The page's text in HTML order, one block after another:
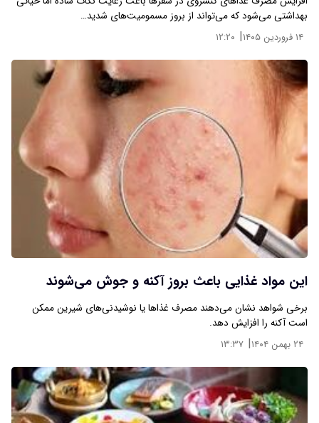
بهداشتی می‌شود که می‌تواند از بروز مسمومیت‌های شدید…
۱۴ فروردین ۱۴۰۵ | ۱۲:۲۰
این مواد غذایی باعث بروز آکنه و جوش می‌شوند
برخی شواهد نشان می‌دهند مصرف غذاها یا نوشیدنی‌های شیرین ممکن
است آکنه را افزایش دهد.
۲۴ بهمن ۱۴۰۴ | ۱۳:۳۷